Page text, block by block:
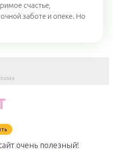
счастье,
заботе и опеке. Но
очень полезный!